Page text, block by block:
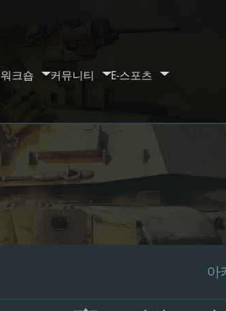
워크숍 커뮤니티 E-스포츠
아